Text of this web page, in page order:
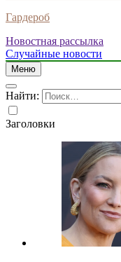
Гардероб
Новостная рассылка
Случайные новости
Меню
Найти:
Заголовки